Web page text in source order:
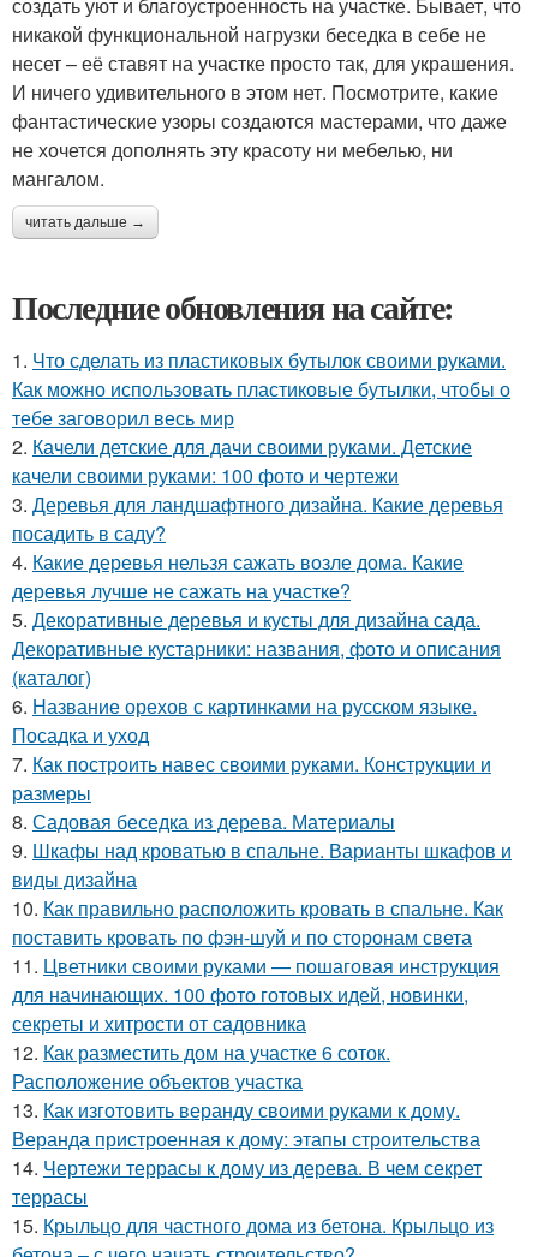
никакой функциональной нагрузки беседка в себе не
несет – её ставят на участке просто так, для украшения.
И ничего удивительного в этом нет. Посмотрите, какие
фантастические узоры создаются мастерами, что даже
не хочется дополнять эту красоту ни мебелью, ни
мангалом.
читать дальше →
Последние обновления на сайте:
1. Что сделать из пластиковых бутылок своими руками.
Как можно использовать пластиковые бутылки, чтобы о
тебе заговорил весь мир
2. Качели детские для дачи своими руками. Детские
качели своими руками: 100 фото и чертежи
3. Деревья для ландшафтного дизайна. Какие деревья
посадить в саду?
4. Какие деревья нельзя сажать возле дома. Какие
деревья лучше не сажать на участке?
5. Декоративные деревья и кусты для дизайна сада.
Декоративные кустарники: названия, фото и описания
(каталог)
6. Название орехов с картинками на русском языке.
Посадка и уход
7. Как построить навес своими руками. Конструкции и
размеры
8. Садовая беседка из дерева. Материалы
9. Шкафы над кроватью в спальне. Варианты шкафов и
виды дизайна
10. Как правильно расположить кровать в спальне. Как
поставить кровать по фэн-шуй и по сторонам света
11. Цветники своими руками — пошаговая инструкция
для начинающих. 100 фото готовых идей, новинки,
секреты и хитрости от садовника
12. Как разместить дом на участке 6 соток.
Расположение объектов участка
13. Как изготовить веранду своими руками к дому.
Веранда пристроенная к дому: этапы строительства
14. Чертежи террасы к дому из дерева. В чем секрет
террасы
15. Крыльцо для частного дома из бетона. Крыльцо из